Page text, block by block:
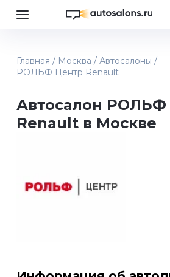
Главная / Москва / Автосалоны /
РОЛЬФ Центр Renault
Автосалон РОЛЬФ
Renault в Москве